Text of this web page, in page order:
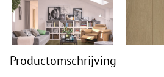
Productomschrijving